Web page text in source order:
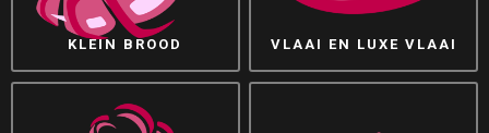
KLEIN BROOD VLAAI EN LUXE VLAAI